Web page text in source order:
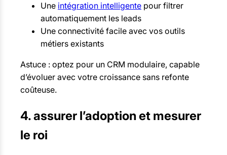
Une intégration intelligente pour filtrer
automatiquement les leads
Une connectivité facile avec vos outils
métiers existants
Astuce : optez pour un CRM modulaire, capable
d’évoluer avec votre croissance sans refonte
coûteuse.
4. assurer l’adoption et mesurer
le roi